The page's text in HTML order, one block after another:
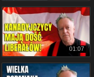
01:07